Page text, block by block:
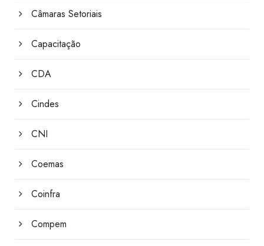
Câmaras Setoriais
Capacitação
CDA
Cindes
CNI
Coemas
Coinfra
Compem